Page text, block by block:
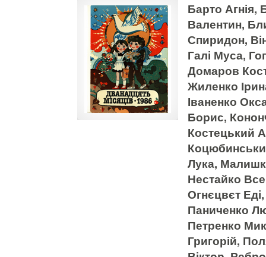
Барто
Валентин,
Спиридон,
Галі Муса,
Домаров
Жиленко
Іваненко
Борис,
Костецький
Лука,
Нестайко
Огнєцвєт
Паниченко
Петренко
Григорій,